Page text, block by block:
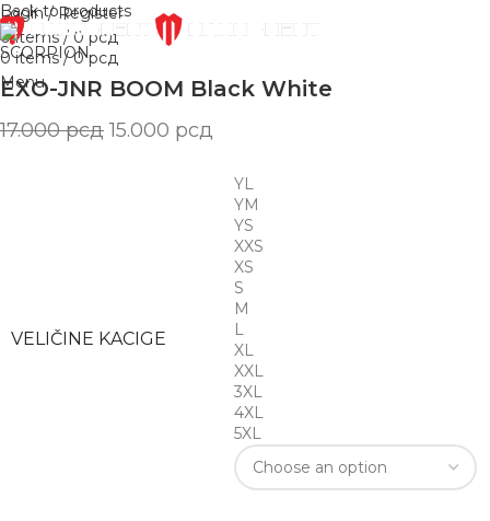
Login / Register
0items / 0 рсд
0items / 0рсд
Menu
Back to products
EXO-JNR BOOM Black White
17.000рсд 15.000 рсд
VELIČINE KACIGE
YL
YM
YS
XXS
XS
S
M
L
XL
XXL
3XL
4XL
5XL